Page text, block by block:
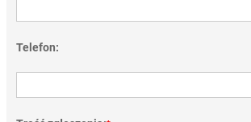
Telefon: